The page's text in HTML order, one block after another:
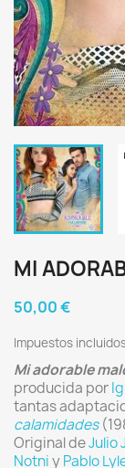
MI
50,00 €
Impuestos
Mi adorable
producida por
tantas
calamidades
Original deJulio
NotniyPablo